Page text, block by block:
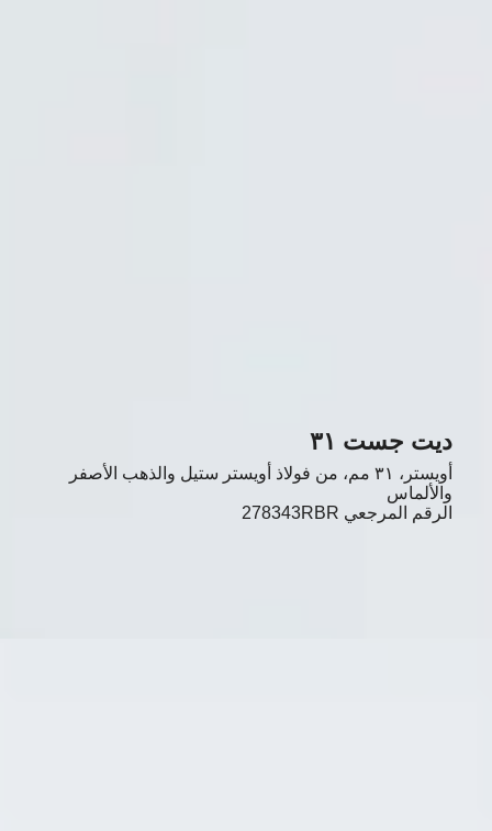
ديت جست ٣١
أويستر، ٣١ مم، من فولاذ أويستر ستيل والذهب الأصفر
والألماس
الرقم المرجعي 278343RBR